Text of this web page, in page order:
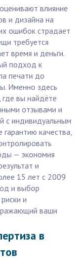
влияние
и дизайна на
ошибок страдает
требуется
время и деньги.
подход к
печати до
Именно здесь
вы найдёте
отзывами и
с индивидуальным
качества,
— экономия
и
15 лет с 2009
и выбор
и
ваши
в